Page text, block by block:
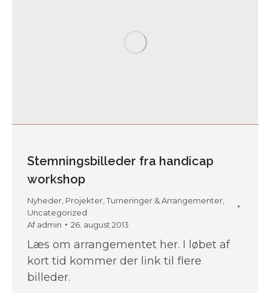
Stemningsbilleder fra handicap
workshop
Nyheder Projekter ,Turneringer & Arrangementer
Uncategorized
Afadmin 26. august 2013
Læs om arrangementet her. I løbet af
kort tid kommer der link til flere
billeder.